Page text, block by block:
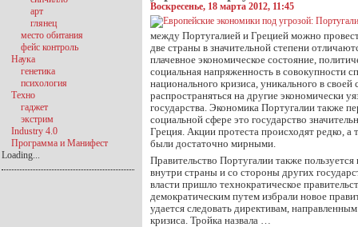
Воскресенье, 18 марта 2012, 11:45
между Португалией и Грецией можно
две страны в значительной степени
плачевное экономическое состояние,
социальная напряженность в совокупности
национального кризиса, уникального в своей
распространяться на другие экономически
государства. Экономика Португалии также
социальной сфере это государство
Греция. Акции протеста происходят редко,
были достаточно мирными.
Правительство Португалии также
внутри страны и со стороны других
власти пришло технократическое
демократическим путем избрали новое
удается следовать директивам,
кризиса. Тройка назвала …
арт
глянец
место обитания
фейс контроль
Наука
генетика
психология
Техно
гаджет
экстрим
Industry 4.0
Программа и Манифест
Loading...